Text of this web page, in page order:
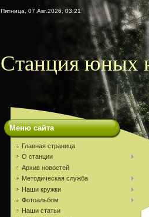
Пятница, 07.Авг.2026, 03:21
Станция юных
Меню сайта
Главная страница
О станции
Архив новостей
Методическая служба
Наши кружки
Фотоальбом
Наши статьи